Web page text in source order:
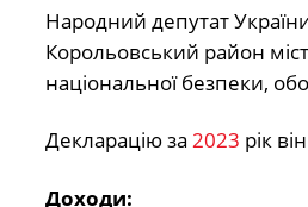
Народний депутат
Корольовський район
національної безпеки,
Декларацію за 2023 рік
Доходи: